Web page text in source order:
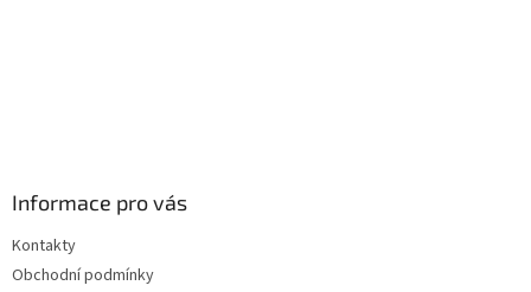
Informace pro vás
Kontakty
Obchodní podmínky